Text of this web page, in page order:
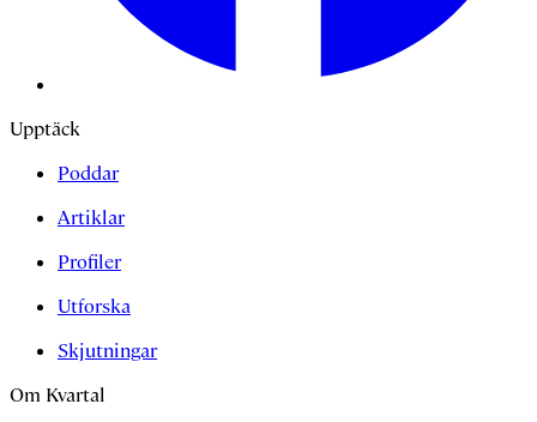
Upptäck
Poddar
Artiklar
Profiler
Utforska
Skjutningar
Om Kvartal